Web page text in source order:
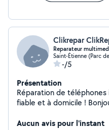
Clikrepar
Reparateur
Saint-Étienne (Parc
-/5
Présentation
Réparation de téléphones
fiable et à domicile ! Bonjour ! Technicien spécialisé avec
services pour la
Aucun avis pour l'instant